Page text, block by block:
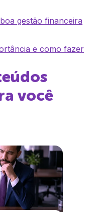
gestão financeira
e como fazer
você